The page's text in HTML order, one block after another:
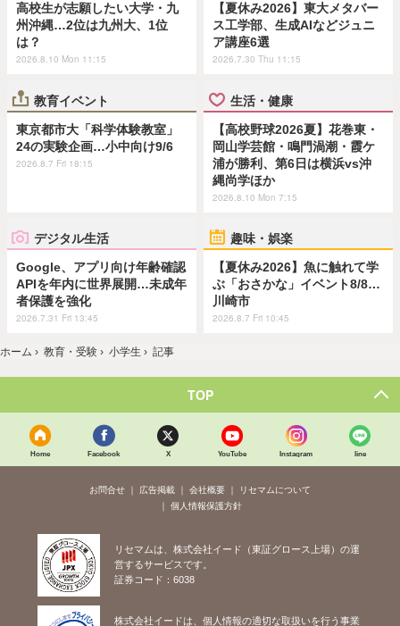
高校生が志願したい大学・九
州沖縄…2位は九州大、1位
は？
2026.8.10 Mon 11:15
【夏休み2026】東大メタバー
ス工学部、生成AIなどジュニ
ア講座6選
2026.7.30 Thu 11:15
教育イベント
東京都市大「科学体験教室」
24の実験企画…小中向け9/6
2026.8.7 Fri 18:15
生活・健康
【高校野球2026夏】花巻東・
岡山学芸館・鳴門渦潮・霞ケ
浦が勝利、第6日は横浜vs沖
縄尚学ほか
2026.8.10 Mon 7:15
デジタル生活
Google、アプリ向け年齢確認
APIを年内に世界展開…未成年
者保護を強化
2026.7.31 Fri 13:45
趣味・娯楽
【夏休み2026】魚に触れて学
ぶ「おさかな」イベント8/8…
川崎市
2026.8.7 Fri 10:45
ホーム › 教育・受験 › 小学生 › 記事
TOP
Home Facebook X YouTube Instagram line
お問合せ 広告掲載 会社概要
リセマムについて
個人情報保護方針
リセマムは、株式会社イード（東証グロース上場）の運
営するサービスです。
証券コード：6038
株式会社イードは、個人情報の適切な取扱いを行う事業